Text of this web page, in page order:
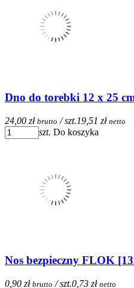
Dno do torebki 12 x 25
24,00 zł brutto / szt.19,51 zł netto
szt. Do koszyka
Nos bezpieczny FLOK
0,90 zł brutto / szt.0,73 zł netto